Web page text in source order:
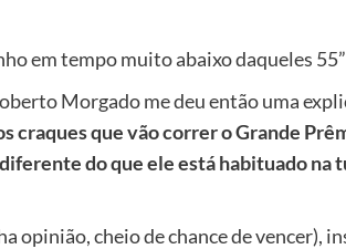
em tempo muito abaixo daqueles
Morgado me deu então uma
craques que vão correr o Grande
do que ele está habituado na
opinião, cheio de chance de vencer),